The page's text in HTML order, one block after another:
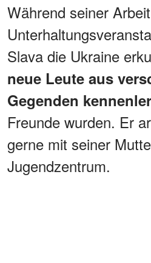
Während seiner
Slava die Ukraine
neue Leute aus
Gegenden
Freunde wurden. Er
gerne mit seiner
Jugendzentrum.